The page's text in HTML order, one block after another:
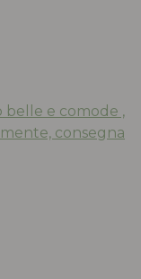
belle e comode ,
consegna